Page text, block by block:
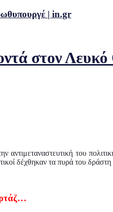
| in.gr
στον Λευκό
του
δέχθηκαν τα πυρά του δράστη